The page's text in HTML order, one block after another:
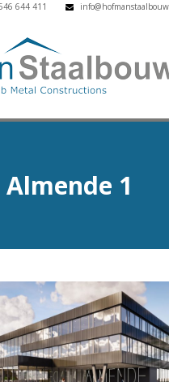
644 411
Almende 1